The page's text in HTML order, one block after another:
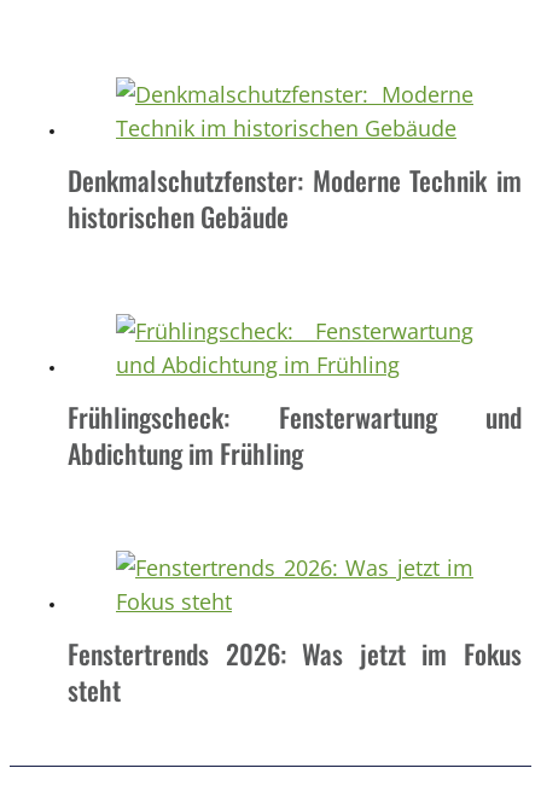
Denkmalschutzfenster: Moderne Technik im
historischen Gebäude
Frühlingscheck: Fensterwartung und
Abdichtung im Frühling
Fenstertrends 2026: Was jetzt im Fokus
steht